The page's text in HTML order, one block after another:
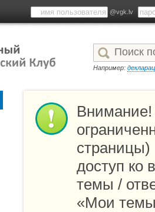
@vgk.lv
Например:
доступ ко
темы /
«Мои